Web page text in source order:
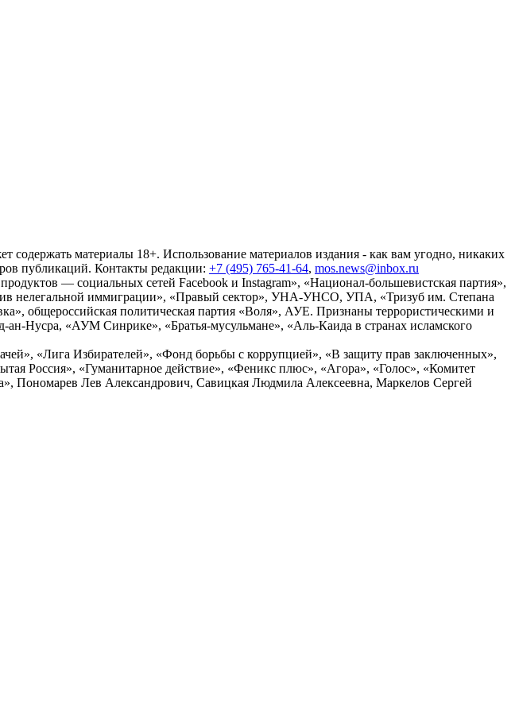
содержать материалы 18+. Использование материалов издания - как вам угодно, никаких
публикаций. Контакты редакции: +7 (495) 765-41-64, mos.news@inbox.ru
— социальных сетей Facebook и Instagram», «Национал-большевистская партия»,
нелегальной иммиграции», «Правый сектор», УНА-УНСО, УПА, «Тризуб им. Степана
общероссийская политическая партия «Воля», АУЕ. Признаны террористическими и
Нусра, «АУМ Синрике», «Братья-мусульмане», «Аль-Каида в странах исламского
«Лига Избирателей», «Фонд борьбы с коррупцией», «В защиту прав заключенных»,
Россия», «Гуманитарное действие», «Феникс плюс», «Агора», «Голос», «Комитет
Пономарев Лев Александрович, Савицкая Людмила Алексеевна, Маркелов Сергей